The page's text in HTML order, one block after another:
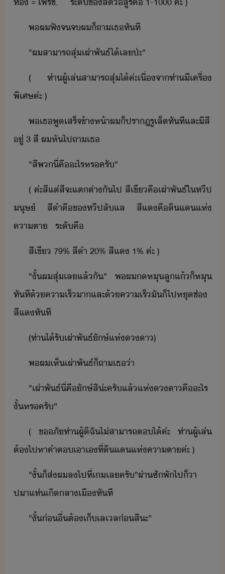
พ​ผ​ฟั​จ​จ​ผ​็​ถา​เธ​ทัที
"​ผ​สาารถ​สุ่​เผ่าพัธ์​ไ้​เล​ป่ะ​"
(​ ​ท่า​ผู้​เล่​สาารถ​สุ่​ไ้​ค่ะ​เื่จา​ท่า​ี​เครื่​
พิเศษ​ค่ะ​ ​)
พ​เธ​พูเสร​็จ​ข้าห้า​ผ​็​ปราฎ​รู​เล็ต​ทัที​และ​ีสี​
ู่​ ​3​ ​สี​ ​ผ​หัไป​ถา​เธ
"​สี​พ​ี่​คื​ะไร​หร​ครั​"
(​ ​ค่ะ​สี​แต่​สี​จะ​แตต่า​ั​ไป​ ​สีเขี​คื​เผ่าพัธ์​ใ​ทีป​
ุษ์​ ​สีำ​คื​ข​ทีป​ลัแล​ ​สีแ​คื​ิแ​แห่​
คาตา​ ​ ​ ​ระั​คื
สีเขี​ ​79​%​ ​สีำ​ ​20​%​ ​สีแ​ ​1​%​ ​ค่ะ​ ​)
"​ั้​ผ​สุ่​เล​แล้ั​"​ ​พ​ผ​​หุ​ลูแ้​็​หุ​
ทัที​้​คาเร็​า​และ​้​คาเร็​ั​็​ไป​หุ​ช่​
สีแ​ทัที
(​ท่า​ไ้รั​เผ่าพัธ์​ัษ์​แห่​า​)
พ​ผ​เห็​เผ่าพัธ์​็​ถา​เธ​่า
"​เผ่าพัธ์​ี่​คื​ัษ์​สิ​่ะ​ครั​แล้​แห่​า​คื​ะไร​
ั้​หร​ครั​"
(​ ​ขภั​ท่า​ผู้​ิฉั​ไ่​สาารถ​ต​ไ้​ค่ะ​ ​ท่า​ผู้​เล่​
ต้​ไปหา​คำต​เา​เ​ที่ิ​แ​แห่​คาตา​ค่ะ​ ​)
"​ั้็​ส่​ผ​ล​ไป​ที่​เ​เล​ครั​"​ผ่า​ซั​พั​ไป​็​า​
ปา​แท่​เิ​ลาเื​ทัที
"​ั้​่ื่​ต้​เ็​เล​เล​่​สิะ​"